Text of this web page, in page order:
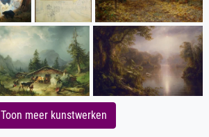
Toon meer kunstwerken